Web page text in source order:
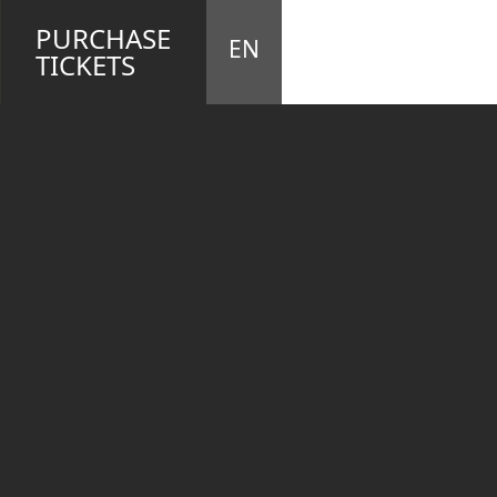
PURCHASE
TICKETS EN